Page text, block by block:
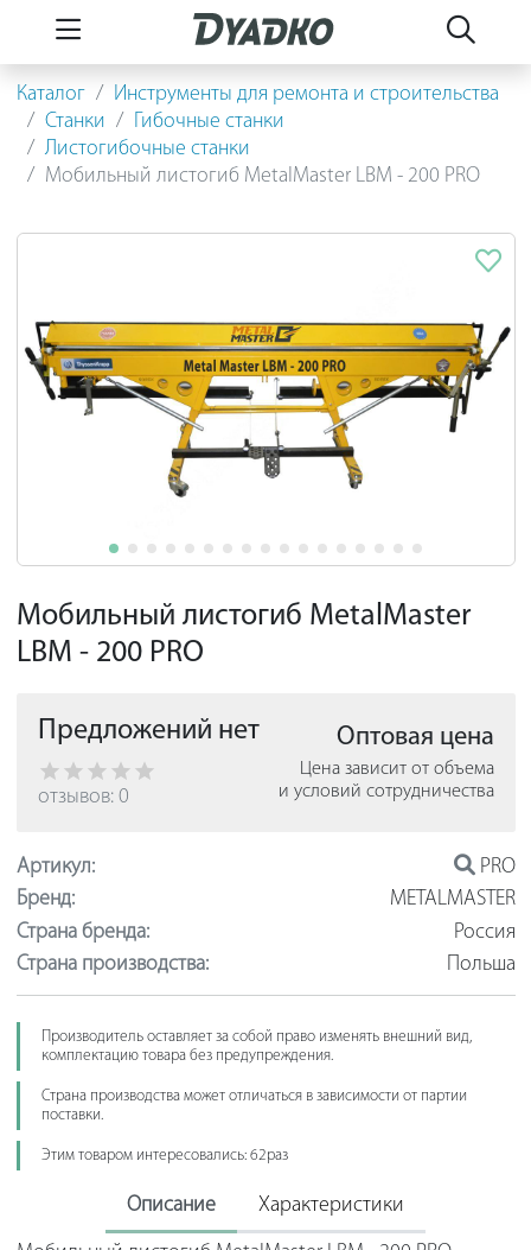
Каталог
Инструменты для ремонта и строительства
Станки
Гибочные станки
Листогибочные станки
Мобильный листогиб MetalMaster LBM - 200 PRO
Мобильный листогиб MetalMaster
LBM - 200 PRO
Предложений нет
отзывов: 0
Оптовая цена
Цена зависит от объема
и условий сотрудничества
Артикул:
PRO
Бренд:
METALMASTER
Страна бренда:
Россия
Страна производства:
Польша
Производитель оставляет за собой право изменять внешний вид,
комплектацию товара без предупреждения.
Страна производства может отличаться в зависимости от партии
поставки.
Этим товаром интересовались: 62раз
Описание Характеристики